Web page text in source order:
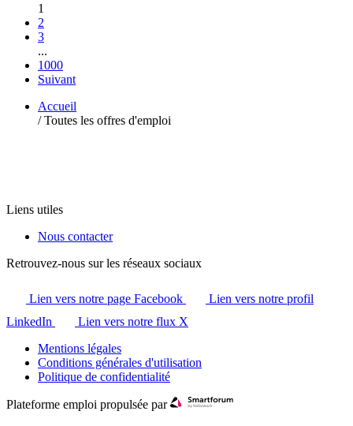
1
2
3
...
1000
Suivant
Accueil
/ Toutes les offres d'emploi
Liens utiles
Nous contacter
Retrouvez-nous sur les réseaux sociaux
Lien vers notre page Facebook
Lien vers notre profil
LinkedIn
Lien vers notre flux X
Mentions légales
Conditions générales d'utilisation
Politique de confidentialité
Plateforme emploi propulsée par